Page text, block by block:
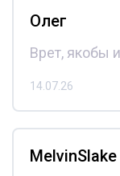
Олег
Врет, якобы
14.07.26
MelvinSlake